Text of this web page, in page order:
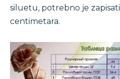
siluetu, potrebno je
centimetara.